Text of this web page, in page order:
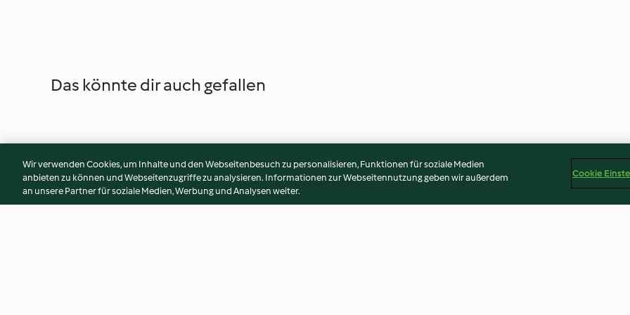
Das könnte dir auch gefallen
Wir verwenden Cookies, um Inhalte und den Webseitenbesuch zu personalisieren, Funktionen für soziale Medien
anbieten zu können und Webseitenzugriffe zu analysieren. Informationen zur Webseitennutzung geben wir außerdem
an unsere Partner für soziale Medien, Werbung und Analysen weiter.
Cookie